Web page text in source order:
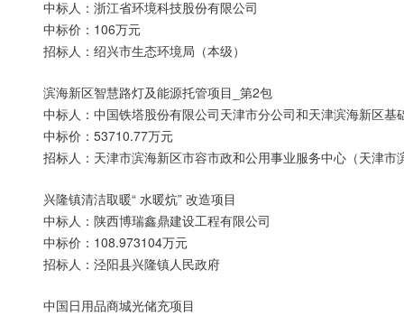
中标人：浙江省环境科技股份有限公司
中标价：106万元
招标人：绍兴市生态环境局（本级）
滨海新区智慧路灯及能源托管项目_第2包
中标人：中国铁塔股份有限公司天津市分公司和天津滨海新区基
中标价：53710.77万元
招标人：天津市滨海新区市容市政和公用事业服务中心（天津市
兴隆镇清洁取暖“ 水暖炕” 改造项目
中标人：陕西博瑞鑫鼎建设工程有限公司
中标价：108.973104万元
招标人：泾阳县兴隆镇人民政府
中国日用品商城光储充项目